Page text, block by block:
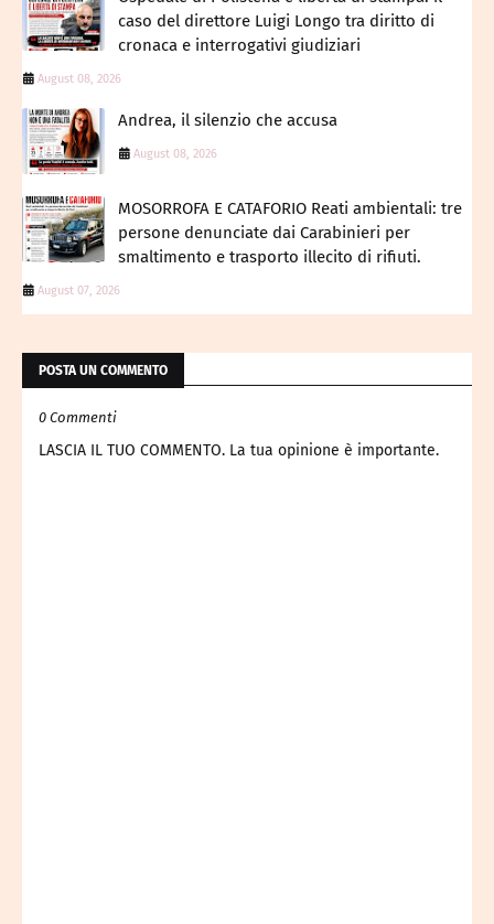
caso del direttore Luigi Longo tra diritto di
cronaca e interrogativi giudiziari
August 08, 2026
Andrea, il silenzio che accusa
August 08, 2026
MOSORROFA E CATAFORIO Reati ambientali: tre
persone denunciate dai Carabinieri per
smaltimento e trasporto illecito di rifiuti.
August 07, 2026
POSTA UN COMMENTO
0 Commenti
LASCIA IL TUO COMMENTO. La tua opinione è importante.